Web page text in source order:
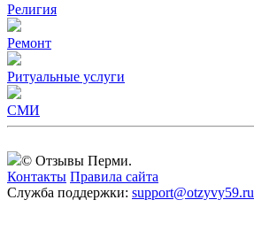
Религия
Ремонт
Ритуальные услуги
СМИ
© Отзывы Перми.
Контакты Правила сайта
Служба поддержки: support@otzyvy59.ru